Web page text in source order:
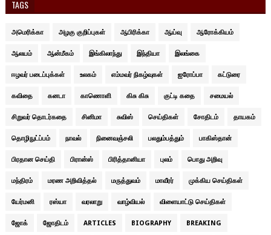
TAGS
அமெரிக்கா அழகு குறிப்புகள் ஆபிரிக்கா ஆய்வு ஆரோக்கியம்
ஆலயம் ஆன்மீகம் இங்கிலாந்து இந்தியா இலங்கை
ஈழவர் படைப்புக்கள் உலகம் எம்மவர் நிகழ்வுகள் ஐரோப்பா கட்டுரை
கவிதை கனடா காணொளி கிசு கிசு குட்டி கதை சமையல்
சிறுவர் தொடர்கதை சினிமா சுவிஸ் செய்திகள் சோதிடம் தாயகம்
தொழிநுட்ப்பம் நாவல் நினைவஞ்சலி பலதும்பத்தும் பாகிஸ்தான்
பிரதான செய்தி பிரான்ஸ் பிரித்தானியா புலம் பொது அறிவு
மந்திரம் மரண அறிவித்தல் மருத்துவம் மாவீரர் முக்கிய செய்திகள்
யேர்மனி ரஸ்யா வரலாறு வாழ்வியல் விளையாட்டு செய்திகள்
ஜோக் ஜோதிடம் ARTICLES BIOGRAPHY BREAKING